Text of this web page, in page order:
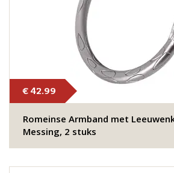
€ 42.99
Romeinse Armband met
Messing, 2 stuks